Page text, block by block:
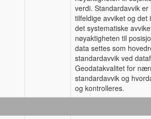
verdi. Standardavvik
tilfeldige avviket og
det systematiske
nøyaktigheten til
data settes som
standardavvik ved
Geodatakvalitet for
standardavvik og
og kontrolleres.